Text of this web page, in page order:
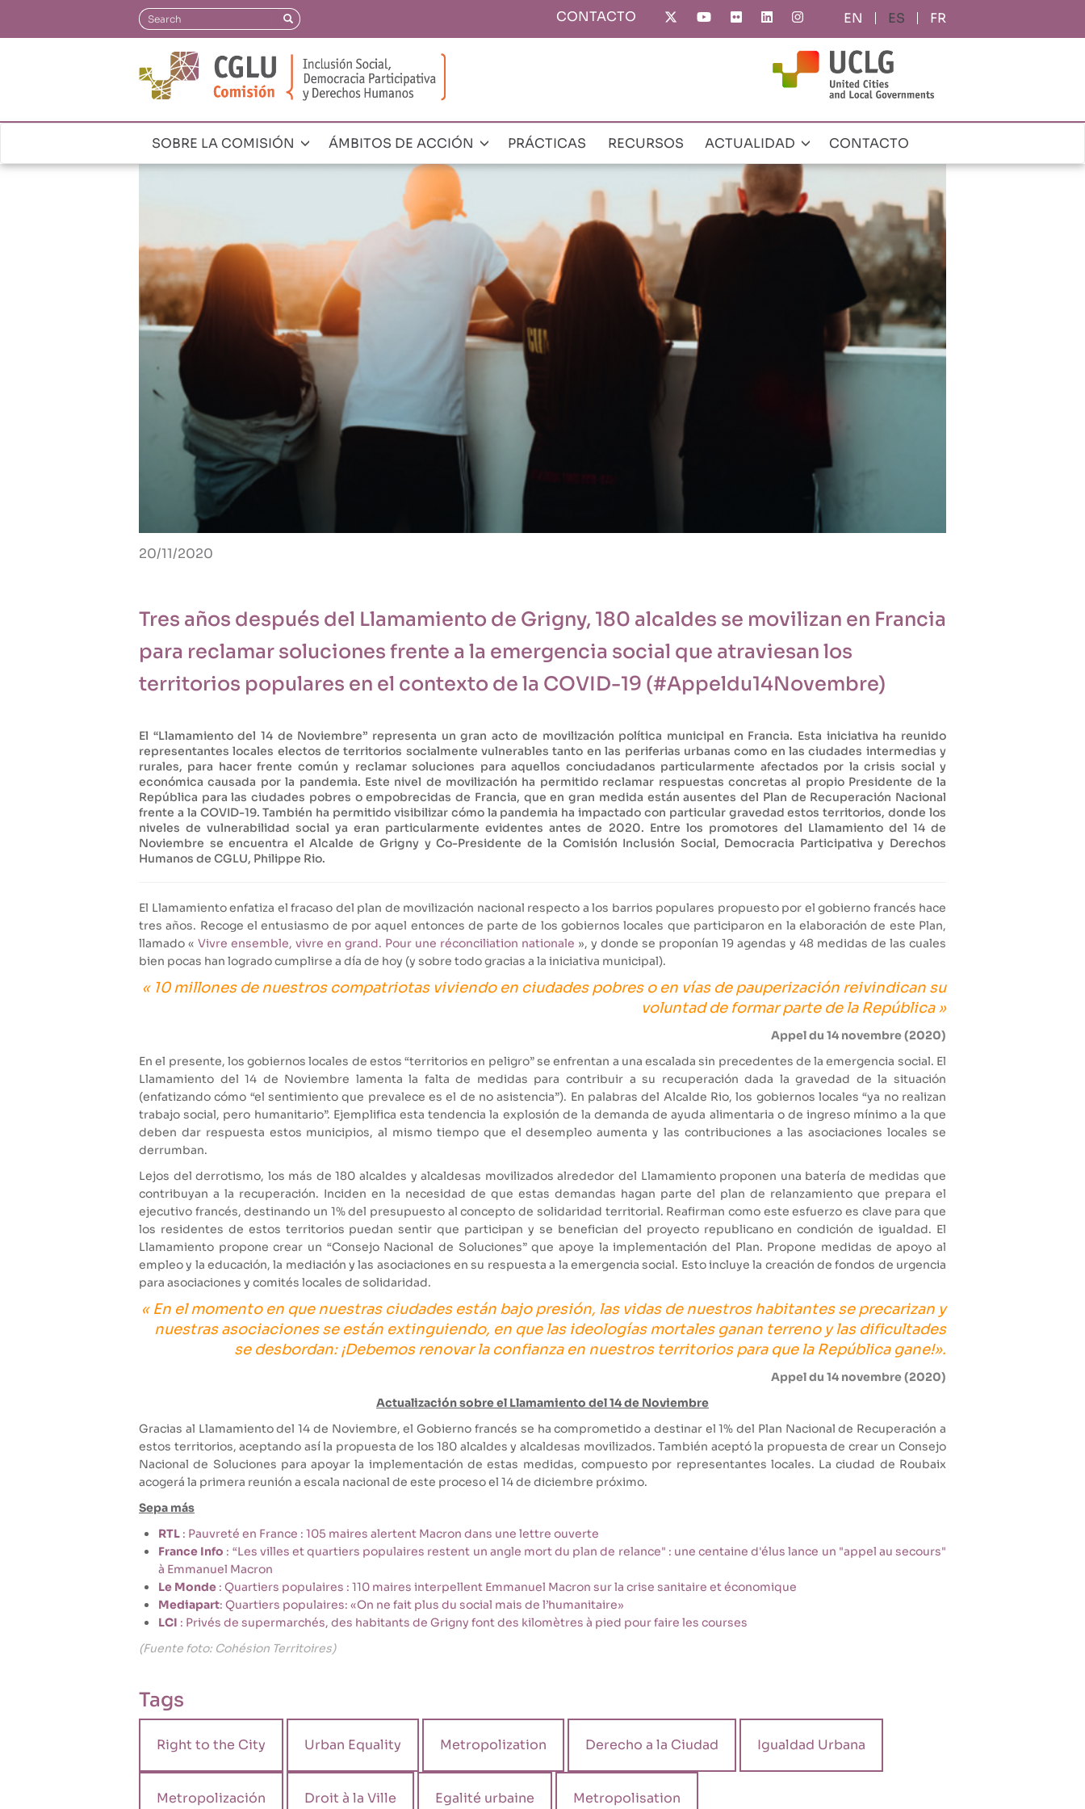
ES FR
Top
CONTACTO
Search Search
Navegación
SOBRE LA COMISIÓN ÁMBITOS DE ACCIÓN PRÁCTICAS RECURSOS ACTUALIDAD CONTACTO
20/11/2020
Tres años después del Llamamiento de Grigny, 180 alcaldes se movilizan en Francia
para reclamar soluciones frente a la emergencia social que atraviesan los
territorios populares en el contexto de la COVID-19 (#Appeldu14Novembre)
El “Llamamiento del 14 de Noviembre” representa un gran acto de movilización política municipal en Francia. Esta iniciativa ha reunido
representantes locales electos de territorios socialmente vulnerables tanto en las periferias urbanas como en las ciudades intermedias y
rurales, para hacer frente común y reclamar soluciones para aquellos conciudadanos particularmente afectados por la crisis social y
económica causada por la pandemia. Este nivel de movilización ha permitido reclamar respuestas concretas al propio Presidente de la
República para las ciudades pobres o empobrecidas de Francia, que en gran medida están ausentes del Plan de Recuperación Nacional
frente a la COVID-19. También ha permitido visibilizar cómo la pandemia ha impactado con particular gravedad estos territorios, donde los
niveles de vulnerabilidad social ya eran particularmente evidentes antes de 2020. Entre los promotores del Llamamiento del 14 de
Noviembre se encuentra el Alcalde de Grigny y Co-Presidente de la Comisión Inclusión Social, Democracia Participativa y Derechos
Humanos de CGLU, Philippe Rio.
El Llamamiento enfatiza el fracaso del plan de movilización nacional respecto a los barrios populares propuesto por el gobierno francés hace
tres años. Recoge el entusiasmo de por aquel entonces de parte de los gobiernos locales que participaron en la elaboración de este Plan,
llamado « Vivre ensemble, vivre en grand. Pour une réconciliation nationale », y donde se proponían 19 agendas y 48 medidas de las cuales
bien pocas han logrado cumplirse a día de hoy (y sobre todo gracias a la iniciativa municipal).
« 10 millones de nuestros compatriotas viviendo en ciudades pobres o en vías de pauperización reivindican su
voluntad de formar parte de la República »
Appel du 14 novembre (2020)
En el presente, los gobiernos locales de estos “territorios en peligro” se enfrentan a una escalada sin precedentes de la emergencia social. El
Llamamiento del 14 de Noviembre lamenta la falta de medidas para contribuir a su recuperación dada la gravedad de la situación
(enfatizando cómo “el sentimiento que prevalece es el de no asistencia”). En palabras del Alcalde Rio, los gobiernos locales “ya no realizan
trabajo social, pero humanitario”. Ejemplifica esta tendencia la explosión de la demanda de ayuda alimentaria o de ingreso mínimo a la que
deben dar respuesta estos municipios, al mismo tiempo que el desempleo aumenta y las contribuciones a las asociaciones locales se
derrumban.
Lejos del derrotismo, los más de 180 alcaldes y alcaldesas movilizados alrededor del Llamamiento proponen una batería de medidas que
contribuyan a la recuperación. Inciden en la necesidad de que estas demandas hagan parte del plan de relanzamiento que prepara el
ejecutivo francés, destinando un 1% del presupuesto al concepto de solidaridad territorial. Reafirman como este esfuerzo es clave para que
los residentes de estos territorios puedan sentir que participan y se benefician del proyecto republicano en condición de igualdad. El
Llamamiento propone crear un “Consejo Nacional de Soluciones” que apoye la implementación del Plan. Propone medidas de apoyo al
empleo y la educación, la mediación y las asociaciones en su respuesta a la emergencia social. Esto incluye la creación de fondos de urgencia
para asociaciones y comités locales de solidaridad.
« En el momento en que nuestras ciudades están bajo presión, las vidas de nuestros habitantes se precarizan y
nuestras asociaciones se están extinguiendo, en que las ideologías mortales ganan terreno y las dificultades
se desbordan: ¡Debemos renovar la confianza en nuestros territorios para que la República gane!».
Appel du 14 novembre (2020)
Actualización sobre el Llamamiento del 14 de Noviembre
Gracias al Llamamiento del 14 de Noviembre, el Gobierno francés se ha comprometido a destinar el 1% del Plan Nacional de Recuperación a
estos territorios, aceptando así la propuesta de los 180 alcaldes y alcaldesas movilizados. También aceptó la propuesta de crear un Consejo
Nacional de Soluciones para apoyar la implementación de estas medidas, compuesto por representantes locales. La ciudad de Roubaix
acogerá la primera reunión a escala nacional de este proceso el 14 de diciembre próximo.
Sepa más
RTL : Pauvreté en France : 105 maires alertent Macron dans une lettre ouverte
France Info : “Les villes et quartiers populaires restent un angle mort du plan de relance" : une centaine d'élus lance un "appel au secours"
à Emmanuel Macron
Le Monde : Quartiers populaires : 110 maires interpellent Emmanuel Macron sur la crise sanitaire et économique
Mediapart: Quartiers populaires: «On ne fait plus du social mais de l’humanitaire»
LCI : Privés de supermarchés, des habitants de Grigny font des kilomètres à pied pour faire les courses
(Fuente foto: Cohésion Territoires)
Tags
Right to the City Urban Equality Metropolization Derecho a la Ciudad Igualdad Urbana
Metropolización Droit à la Ville Egalité urbaine Metropolisation